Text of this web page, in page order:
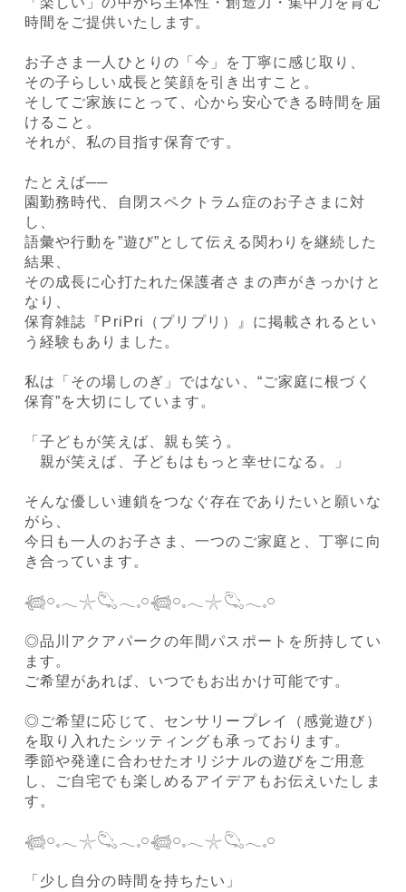
時間をご提供いたします。
お子さま一人ひとりの「今」を丁寧に感じ取り、
その子らしい成長と笑顔を引き出すこと。
そしてご家族にとって、心から安心できる時間を届
けること。
それが、私の目指す保育です。
たとえば──
園勤務時代、自閉スペクトラム症のお子さまに対
し、
語彙や行動を”遊び”として伝える関わりを継続した
結果、
その成長に心打たれた保護者さまの声がきっかけと
なり、
保育雑誌『PriPri（プリプリ）』に掲載されるとい
う経験もありました。
私は「その場しのぎ」ではない、“ご家庭に根づく
保育”を大切にしています。
「子どもが笑えば、親も笑う。
親が笑えば、子どもはもっと幸せになる。」
そんな優しい連鎖をつなぐ存在でありたいと願いな
がら、
今日も一人のお子さま、一つのご家庭と、丁寧に向
き合っています。
𓆉𓏸𓈒𓂃𓇼𓆡𓂃𓈒𓏸𓆉𓏸𓈒𓂃𓇼𓆡𓂃𓈒𓏸
◎品川アクアパークの年間パスポートを所持してい
ます。
ご希望があれば、いつでもお出かけ可能です。
◎ご希望に応じて、センサリープレイ（感覚遊び）
を取り入れたシッティングも承っております。
季節や発達に合わせたオリジナルの遊びをご用意
し、ご自宅でも楽しめるアイデアもお伝えいたしま
す。
𓆉𓏸𓈒𓂃𓇼𓆡𓂃𓈒𓏸𓆉𓏸𓈒𓂃𓇼𓆡𓂃𓈒𓏸
「少し自分の時間を持ちたい」